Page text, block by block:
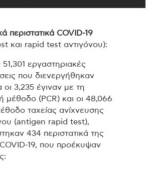
περιστατικά COVID-19
και rapid test αντιγόνου):
51,301 εργαστηριακές
που διενεργήθηκαν
οι 3,235 έγιναν με τη
μέθοδο (PCR) και οι 48,066
ταχείας ανίχνευσης
(antigen rapid test),
434 περιστατικά της
19, που προέκυψαν